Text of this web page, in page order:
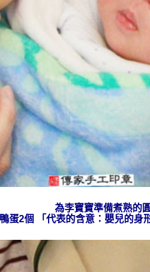
為李寶寶準備煮熟的
蛋2個 「代表的含意：嬰兒的身